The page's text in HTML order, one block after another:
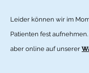
Leider können wir im
Patienten fest
aber online auf unserer